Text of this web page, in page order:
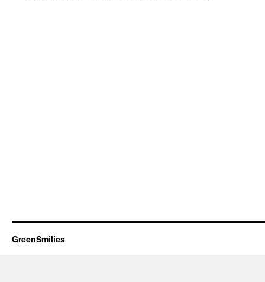
GreenSmilies